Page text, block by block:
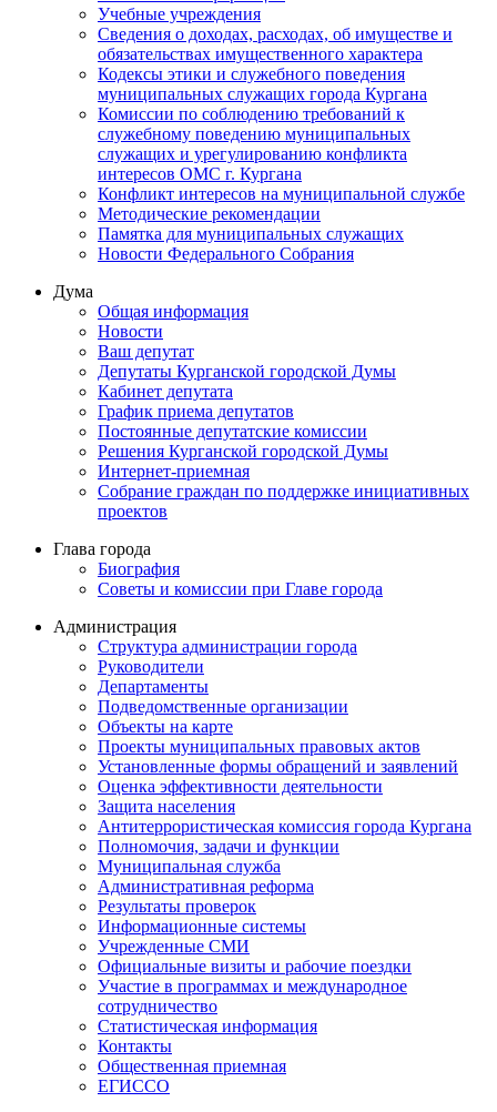
Учебные учреждения
Сведения о доходах, расходах, об имуществе и
обязательствах имущественного характера
Кодексы этики и служебного поведения
муниципальных служащих города Кургана
Комиссии по соблюдению требований к
служебному поведению муниципальных
служащих и урегулированию конфликта
интересов ОМС г. Кургана
Конфликт интересов на муниципальной службе
Методические рекомендации
Памятка для муниципальных служащих
Новости Федерального Cобрания
Дума
Общая информация
Новости
Ваш депутат
Депутаты Курганской городской Думы
Кабинет депутата
График приема депутатов
Постоянные депутатские комиссии
Решения Курганской городской Думы
Интернет-приемная
Собрание граждан по поддержке инициативных
проектов
Глава города
Биография
Советы и комиссии при Главе города
Администрация
Структура администрации города
Руководители
Департаменты
Подведомственные организации
Объекты на карте
Проекты муниципальных правовых актов
Установленные формы обращений и заявлений
Оценка эффективности деятельности
Защита населения
Антитеррористическая комиссия города Кургана
Полномочия, задачи и функции
Муниципальная служба
Административная реформа
Результаты проверок
Информационные системы
Учрежденные СМИ
Официальные визиты и рабочие поездки
Участие в программах и международное
сотрудничество
Статистическая информация
Контакты
Общественная приемная
ЕГИССО